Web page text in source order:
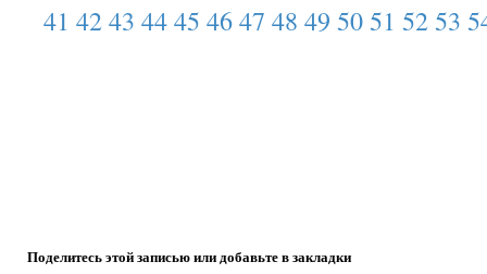
41 42 43 44 45 46 47 48 49 50 51 52 53
Поделитесь этой записью или добавьте в закладки